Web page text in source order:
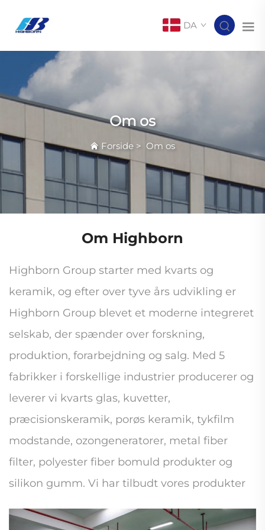
DA
Om os
Forside > Om os
Om Highborn
Highborn Group starter med kvarts og
keramik, og efter over tyve års udvikling er
Highborn Group blevet et moderne integreret
selskab, der spænder over forskning,
produktion, forarbejdning og salg. Med 5
fabrikker i forskellige industrier producerer og
leverer vi kvarts glas, kuvetter,
præcisionskeramik, porøs keramik, tykfilm
modstande, ozongeneratorer, metal fiber
filter, polyester fiber bomuld produkter og
silikon gumm. Vi har tilbudt vores produkter
regioner. Kvalitet og teknologisk forskning